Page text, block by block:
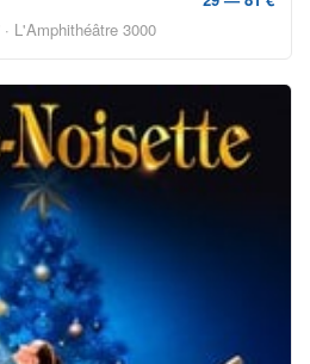
L'Amphithéâtre 3000